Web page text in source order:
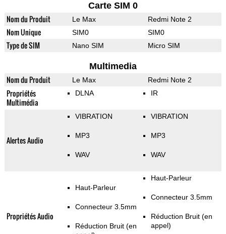
Carte SIM 0
Nom du Produit Le Max Redmi Note 2
Nom Unique SIM0 SIM0
Type de SIM Nano SIM Micro SIM
Multimedia
Nom du Produit Le Max Redmi Note 2
Propriétés
Multimédia
DLNA IR
Alertes Audio
VIBRATION
MP3
WAV
VIBRATION
MP3
WAV
Propriétés Audio
Haut-Parleur
Connecteur 3.5mm
Réduction Bruit (en
Haut-Parleur
Connecteur 3.5mm
Réduction Bruit (en
appel)